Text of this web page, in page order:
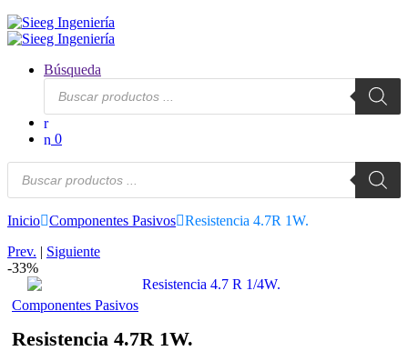
Búsqueda
Búsqueda
productos
0
Búsqueda
productos
Inicio Componentes Pasivos Resistencia 4.7R 1W.
Prev. | Siguiente
-33%
Componentes Pasivos
Resistencia 4.7R 1W.